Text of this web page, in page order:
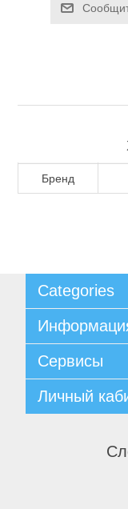
Бренд
Categories
Доставка и возврат
Уведомление о
Пользовательское
О нас
Сервисы
Новости
Блог
Список сравнения
Личный
Заявка на аккаунт